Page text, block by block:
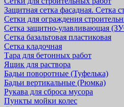
Защитная cетка фасадная. Сетка
Сетки для ограждения
Сетка защитно-улавливающая
Сетка базальтовая пластиковая
Сетка кладочная
Тара для бетонных работ
Ящик для раствора
Бадьи поворотные (Туфелька)
Бадьи вертикальные (Рюмка)
Рукава для сброса мусора
Пункты мойки колес